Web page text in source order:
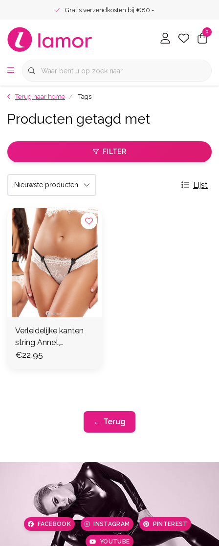
Gratis verzendkosten bij €80.-
0
Terug naar home Tags
Producten getagd met
FILTER
Lijst
Verleidelijke kanten
string Annet,
AX10488
€22,95
← Terug
FACEBOOK INSTAGRAM PINTEREST
YOUTUBE